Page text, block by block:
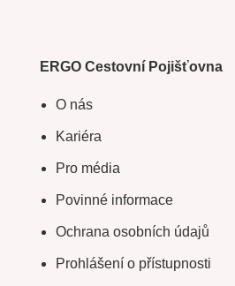
ERGO Cestovní Pojišťovna
O nás
Kariéra
Pro média
Povinné informace
Ochrana osobních údajů
Prohlášení o přístupnosti